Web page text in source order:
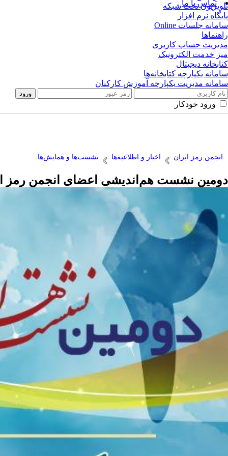
تماس با ما
تلویزیون تحت شبکه
پایگاه نرم افزار
سامانه جلسات Online
راهنماها
مدیریت حساب کاربری
میز خدمت الکترونیک
کتابخانه دیجیتال
سامانه یکپارچه کتابخانه‌ها
سامانه مدیریت یکپارچه آموزش کارکنان
ورود خودکار
انجمن رمز ایران اخبار و اطلاعیه‌ها نشست‌ها و همایش‌ها
دومین نشست هم‌اندیشی اعضای انجمن رمز